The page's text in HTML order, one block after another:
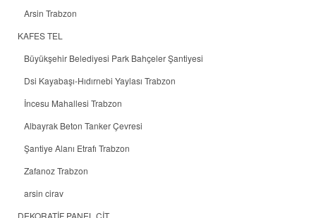
Arsin Trabzon
KAFES TEL
Büyükşehir Belediyesi Park Bahçeler Şantiyesi
Dsi Kayabaşı-Hıdırnebi Yaylası Trabzon
İncesu Mahallesi Trabzon
Albayrak Beton Tanker Çevresi
Şantiye Alanı Etrafı Trabzon
Zafanoz Trabzon
arsin cirav
DEKORATİF PANEL ÇİT